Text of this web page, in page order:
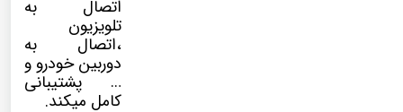
اتصال به
تلویزیون
،اتصال به
دوربین خودرو و
… پشتیبانی
کامل میکند.